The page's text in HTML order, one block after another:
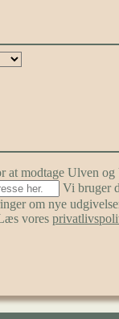
at modtage Ulven og
Vi bruger
om nye
vores